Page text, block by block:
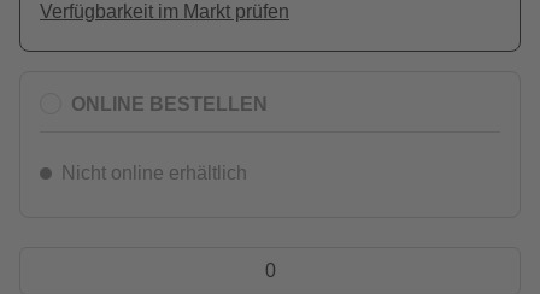
Verfügbarkeit im Markt prüfen
ONLINE BESTELLEN
Nicht online erhältlich